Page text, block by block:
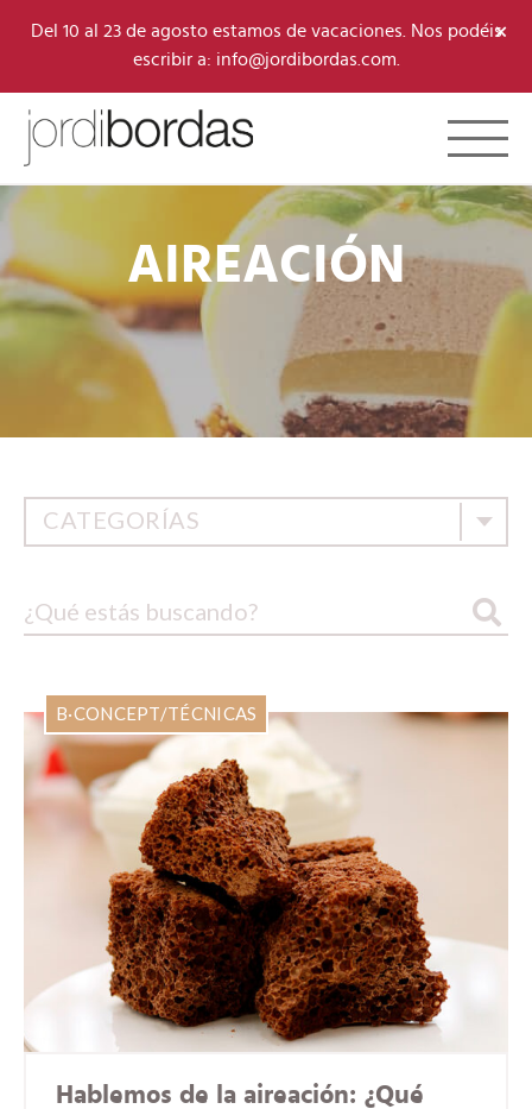
Del 10 al 23 de agosto estamos de vacaciones. Nos podéis
escribir a: info@jordibordas.com.
×
Toggle
AIREACIÓN
CATEGORÍAS
B·CONCEPT/TÉCNICAS
Hablemos de la aireación: ¿Qué